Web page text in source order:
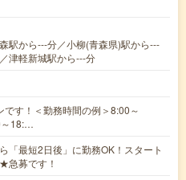
駅から---分／小柳(青森県)駅から---
津軽新城駅から---分
す！＜勤務時間の例＞8:00～
～18:…
最短2日後」に勤務OK！スタート
急募です！